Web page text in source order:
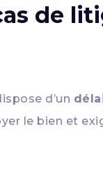
de
d’un
le bien et